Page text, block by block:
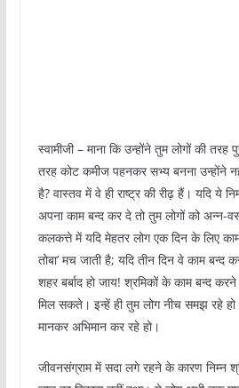
स्वामीजी – माना कि उन्होंने तुम लोगों की तरह
तरह कोट कमीज पहनकर सभ्य बनना उन्होंने
है? वास्तव में वे ही राष्ट्र की रीढ़ हैं। यदि ये
अपना काम बन्द कर दे तो तुम लोगों को अन्न-
कलकत्ते में यदि मेहतर लोग एक दिन के लिए
तोबा’ मच जाती है; यदि तीन दिन वे काम बन्द
शहर बर्बाद हो जाय! श्रमिकों के काम बन्द
मिल सकते। इन्हें ही तुम लोग नीच समझ रहे
मानकर अभिमान कर रहे हो।
जीवनसंग्राम में सदा लगे रहने के कारण निम्न